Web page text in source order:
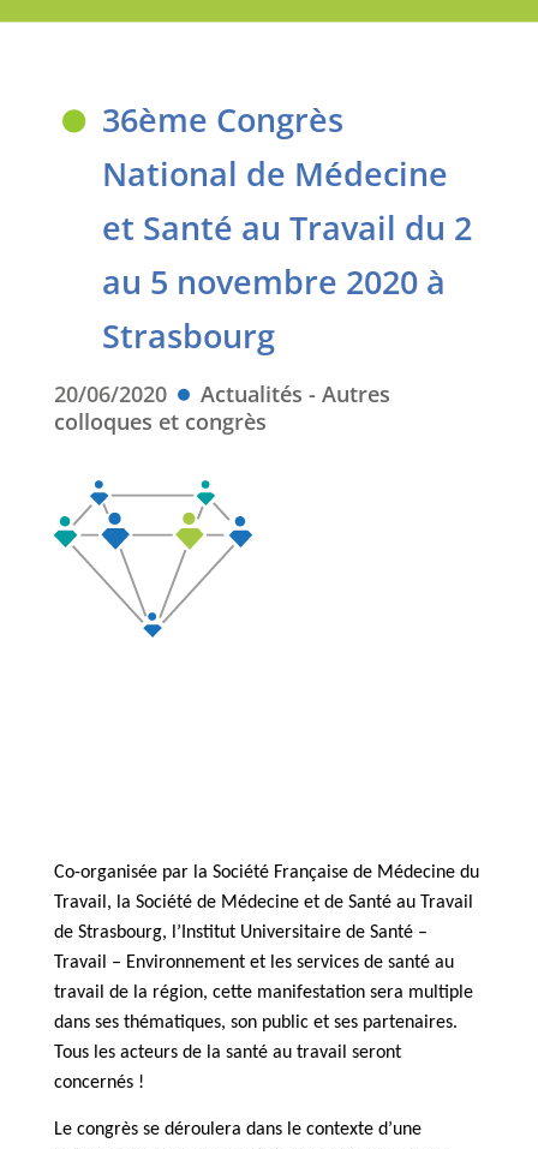
36ème Congrès
National de Médecine
et Santé au Travail du 2
au 5 novembre 2020 à
Strasbourg
20/06/2020
Actualités - Autres
colloques et congrès
Co-organisée par la Société Française de Médecine du
Travail, la Société de Médecine et de Santé au Travail
de Strasbourg, l’Institut Universitaire de Santé –
Travail – Environnement et les services de santé au
travail de la région, cette manifestation sera multiple
dans ses thématiques, son public et ses partenaires.
Tous les acteurs de la santé au travail seront
concernés !
Le congrès se déroulera dans le contexte d’une